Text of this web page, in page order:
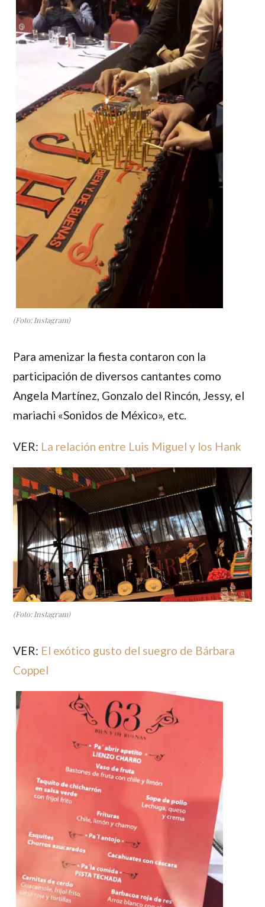
(Foto: Instagram)
Para amenizar la fiesta contaron con la
participación de diversos cantantes como
Angela Martínez, Gonzalo del Rincón, Jessy, el
mariachi «Sonidos de México», etc.
VER: La relación entre Luis Miguel y los Hank
(Foto: Instagram)
VER: El exótico gusto del suegro de Bárbara
Coppel